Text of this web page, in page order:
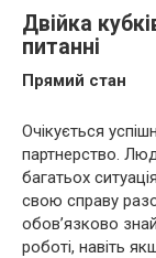
Двійка
питанні
Прямий стан
Очікується
партнерство.
багатьох
свою справу
обов’язково
роботі, навіть